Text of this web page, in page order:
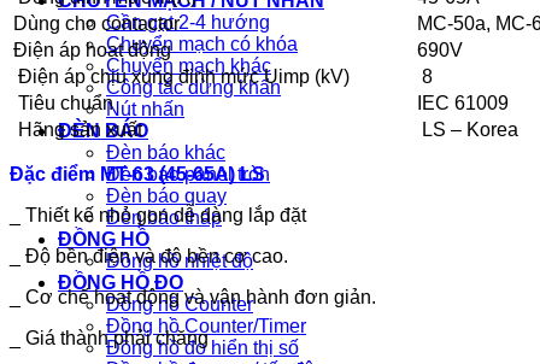
Cần gạt 2-4 hướng
Chuyển mạch có khóa
Chuyển mạch khác
Công tắc dừng khẩn
Nút nhấn
ĐÈN BÁO
Đèn báo khác
Đèn báo panel tròn
Đèn báo quay
Đèn báo tháp
ĐỒNG HỒ
Đồng hồ nhiệt độ
ĐỒNG HỒ ĐO
Đồng hồ Counter
Đồng hồ Counter/Timer
Đồng hồ đo hiển thị số
Dùng cho contactor
MC-50a, MC-
Điện áp hoạt động
690V
Điện áp chịu xung định mức Uimp (kV)
8
Tiêu chuẩn
IEC 61009
Hãng sản xuất
LS – Korea
Đặc điểm MT-63 (45-65A) LS
_ Thiết kế nhỏ gọn dễ dàng lắp đặt
_ Độ bền điện và độ bền cơ cao.
_ Cơ chế hoạt động và vận hành đơn giản.
_ Giá thành phải chăng